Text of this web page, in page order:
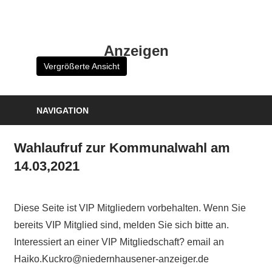
Anzeigen
Vergrößerte Ansicht
NAVIGATION
Wahlaufruf zur Kommunalwahl am
14.03,2021
Diese Seite ist VIP Mitgliedern vorbehalten. Wenn Sie
bereits VIP Mitglied sind, melden Sie sich bitte an.
Interessiert an einer VIP Mitgliedschaft? email an
Haiko.Kuckro@niedernhausener-anzeiger.de